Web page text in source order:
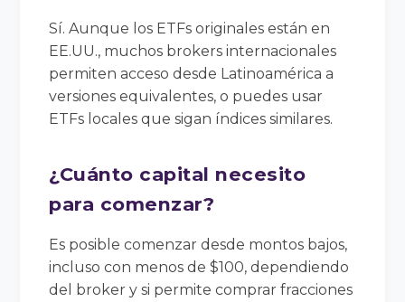
Sí. Aunque los ETFs originales están en
EE.UU., muchos brokers internacionales
permiten acceso desde Latinoamérica a
versiones equivalentes, o puedes usar
ETFs locales que sigan índices similares.
¿Cuánto capital necesito
para comenzar?
Es posible comenzar desde montos bajos,
incluso con menos de $100, dependiendo
del broker y si permite comprar fracciones